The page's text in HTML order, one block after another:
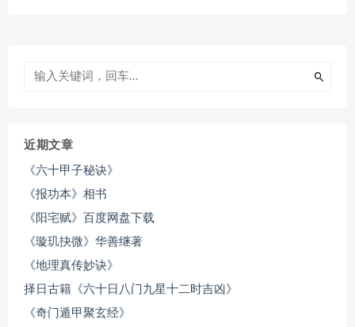
近期文章
《六十甲子秘诀》
《报功本》相书
《阳宅赋》百度网盘下载
《璇玑抉微》华善继著
《地理真传妙诀》
择日古籍《六十日八门九星十二时吉凶》
《奇门遁甲聚玄经》